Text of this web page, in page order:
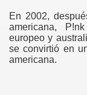
En 2002,
americana,
europeo y
se convirtió en
americana.